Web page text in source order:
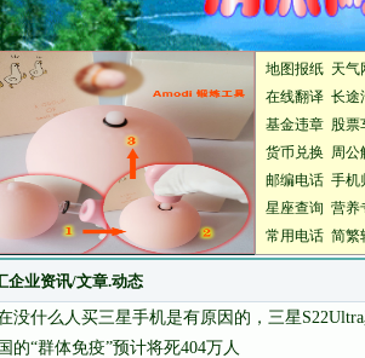
地图报纸 天气
在线翻译 长途
基金违章 股票
货币兑换 周公
邮编电话 手机
星座查询 营养
常用电话 简繁
企业资讯/文章.动态
没什么人买三星手机是有原因的，三星
的“群体免疫”预计将死404万人